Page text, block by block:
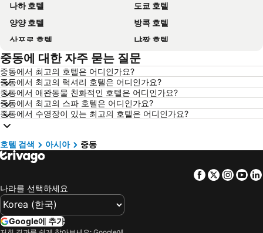
나하 호텔
도쿄 호텔
양양 호텔
방콕 호텔
삿포로 호텔
냐짱 호텔
나고야 호텔
대전 호텔
제주시 호텔
다낭 호텔
삼척 호텔
평창 호텔
고성 호텔
목포 호텔
Dolomiti 호텔
홍콩 호텔
보홀 호텔
경기도 호텔
경상남도 호텔
크레타 섬 호텔
중동에 대한 자주 묻는 질문
중동에서 최고의 호텔은 어디인가요?
중동에서 최고의 럭셔리 호텔은 어디인가요?
중동에서 애완동물 친화적인 호텔은 어디인가요?
중동에서 최고의 스파 호텔은 어디인가요?
중동에서 수영장이 있는 최고의 호텔은 어디인가요?
호텔 검색 아시아 중동
Facebook
Twitter
나라를 선택하세요
Google에 추가